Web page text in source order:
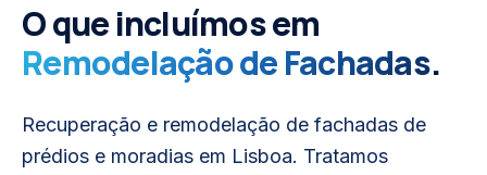
O que incluímos em
Remodelação de Fachadas.
Recuperação e remodelação de fachadas de
prédios e moradias em Lisboa. Tratamos